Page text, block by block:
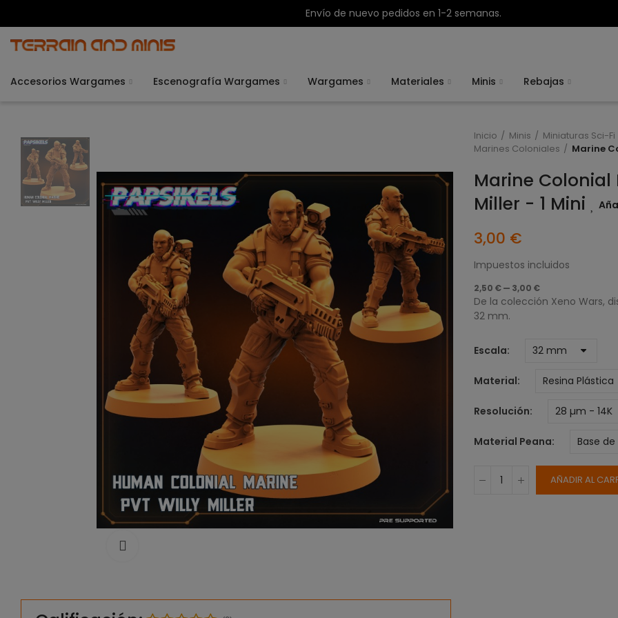
Envío de nuevo pedidos en 1-2 semanas.
Accesorios Wargames Escenografía Wargames Wargames Materiales Minis Rebajas
Inicio Minis
Miniaturas Sci-Fi
Marines Coloniales
Marine
Marine Colonial
Miller - 1 Mini
3,00 €
Impuestos incluidos
2,50 € — 3,00 €
De la colección Xeno Wars,
32 mm.
Escala
Material
Resolución
Material Peana
AÑADIR AL